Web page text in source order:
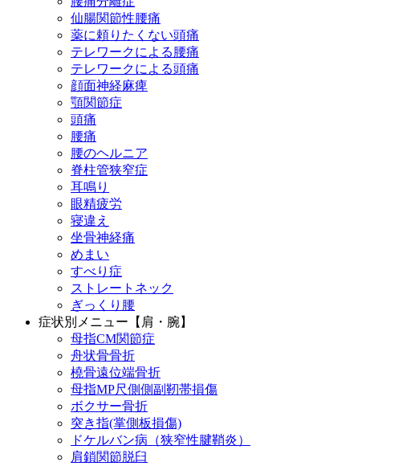
仙腸関節性腰痛
薬に頼りたくない頭痛
テレワークによる腰痛
テレワークによる頭痛
顔面神経麻痺
顎関節症
頭痛
腰痛
腰のヘルニア
脊柱管狭窄症
耳鳴り
眼精疲労
寝違え
坐骨神経痛
めまい
すべり症
ストレートネック
ぎっくり腰
症状別メニュー【肩・腕】
母指CM関節症
舟状骨骨折
橈骨遠位端骨折
母指MP尺側側副靭帯損傷
ボクサー骨折
突き指(掌側板損傷)
ドケルバン病（狭窄性腱鞘炎）
肩鎖関節脱臼